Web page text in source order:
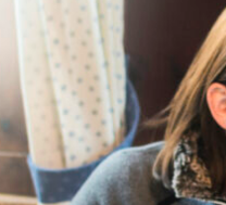
Das ehemalige
Attraktion der Stadt.
Jahr 1263 zurück,
Jahrhunderten
mehr erfahren